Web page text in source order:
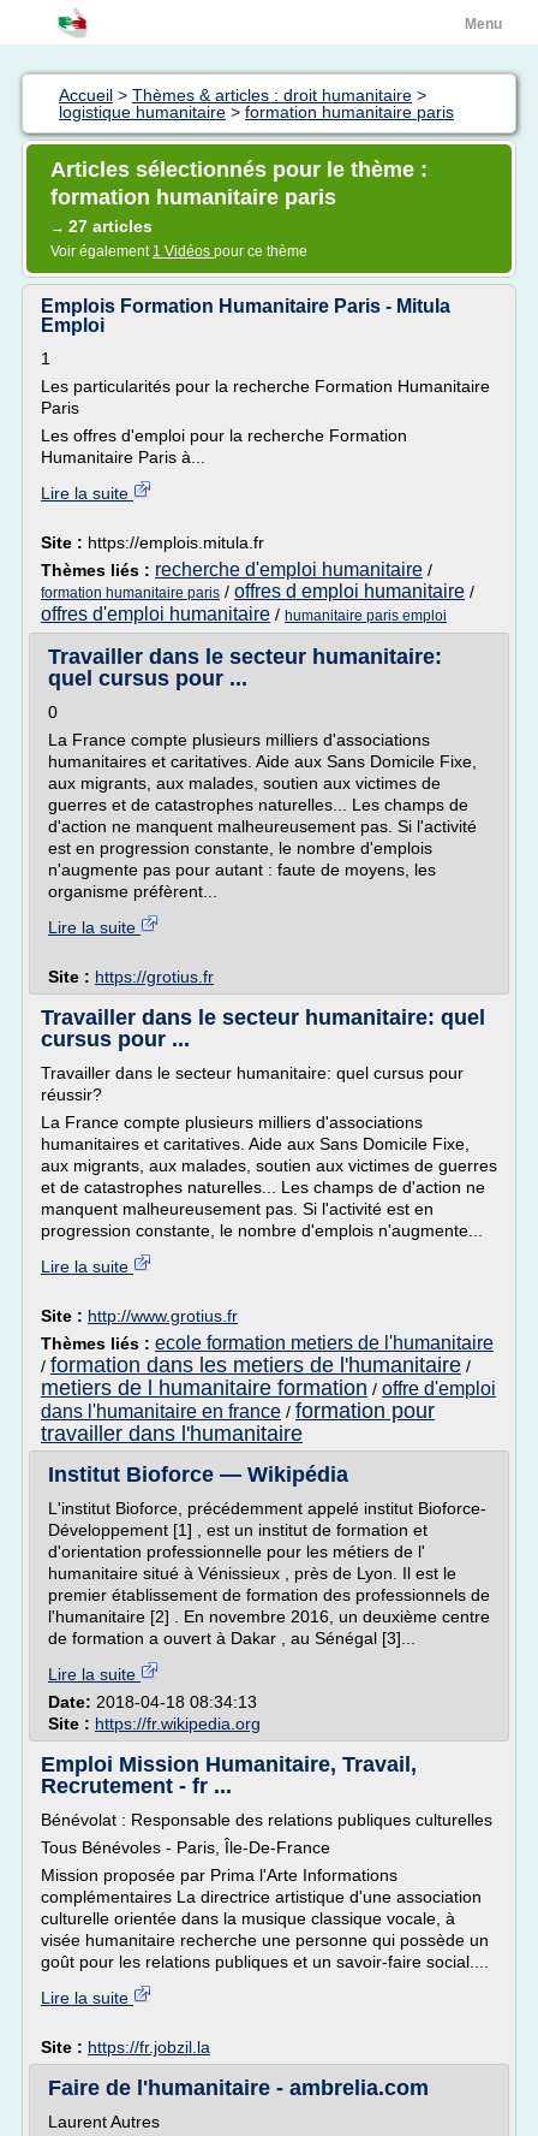
Menu
Accueil > Thèmes & articles : droit humanitaire >
logistique humanitaire > formation humanitaire paris
Articles sélectionnés pour le thème :
formation humanitaire paris
→ 27 articles
Voir également 1 Vidéos pour ce thème
Emplois Formation Humanitaire Paris - Mitula
Emploi
1
Les particularités pour la recherche Formation Humanitaire
Paris
Les offres d'emploi pour la recherche Formation
Humanitaire Paris à...
Lire la suite
Site : https://emplois.mitula.fr
Thèmes liés : recherche d'emploi humanitaire /
formation humanitaire paris / offres d emploi humanitaire /
offres d'emploi humanitaire / humanitaire paris emploi
Travailler dans le secteur humanitaire:
quel cursus pour ...
0
La France compte plusieurs milliers d'associations
humanitaires et caritatives. Aide aux Sans Domicile Fixe,
aux migrants, aux malades, soutien aux victimes de
guerres et de catastrophes naturelles... Les champs de
d'action ne manquent malheureusement pas. Si l'activité
est en progression constante, le nombre d'emplois
n'augmente pas pour autant : faute de moyens, les
organisme préfèrent...
Lire la suite
Site : https://grotius.fr
Travailler dans le secteur humanitaire: quel
cursus pour ...
Travailler dans le secteur humanitaire: quel cursus pour
réussir?
La France compte plusieurs milliers d'associations
humanitaires et caritatives. Aide aux Sans Domicile Fixe,
aux migrants, aux malades, soutien aux victimes de guerres
et de catastrophes naturelles... Les champs de d'action ne
manquent malheureusement pas. Si l'activité est en
progression constante, le nombre d'emplois n'augmente...
Lire la suite
Site : http://www.grotius.fr
Thèmes liés : ecole formation metiers de l'humanitaire
/ formation dans les metiers de l'humanitaire /
metiers de l humanitaire formation / offre d'emploi
dans l'humanitaire en france / formation pour
travailler dans l'humanitaire
Institut Bioforce — Wikipédia
L'institut Bioforce, précédemment appelé institut Bioforce-
Développement [1] , est un institut de formation et
d'orientation professionnelle pour les métiers de l'
humanitaire situé à Vénissieux , près de Lyon. Il est le
premier établissement de formation des professionnels de
l'humanitaire [2] . En novembre 2016, un deuxième centre
de formation a ouvert à Dakar , au Sénégal [3]...
Lire la suite
Date: 2018-04-18 08:34:13
Site : https://fr.wikipedia.org
Emploi Mission Humanitaire, Travail,
Recrutement - fr ...
Bénévolat : Responsable des relations publiques culturelles
Tous Bénévoles - Paris, Île-De-France
Mission proposée par Prima l'Arte Informations
complémentaires La directrice artistique d'une association
culturelle orientée dans la musique classique vocale, à
visée humanitaire recherche une personne qui possède un
goût pour les relations publiques et un savoir-faire social....
Lire la suite
Site : https://fr.jobzil.la
Faire de l'humanitaire - ambrelia.com
Laurent Autres